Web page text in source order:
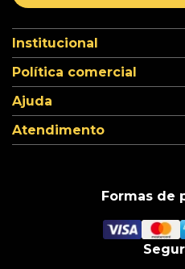
Institucional
Política comercial
Ajuda
Atendimento
Formas de